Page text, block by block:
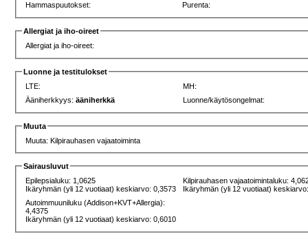
Hammaspuutokset:
Purenta:
Allergiat ja iho-oireet
Allergiat ja iho-oireet:
Luonne ja testitulokset
LTE:
MH:
Ääniherkkyys:ääniherkkä Luonne/käytösongelmat:
Muuta
Muuta: Kilpirauhasen vajaatoiminta
Sairausluvut
Epilepsialuku: 1,0625
Ikäryhmän (yli 12 vuotiaat) keskiarvo: 0,3573
Kilpirauhasen vajaatoimintaluku:
Ikäryhmän (yli 12 vuotiaat)
Autoimmuuniluku (Addison+KVT+Allergia):
4,4375
Ikäryhmän (yli 12 vuotiaat) keskiarvo: 0,6010